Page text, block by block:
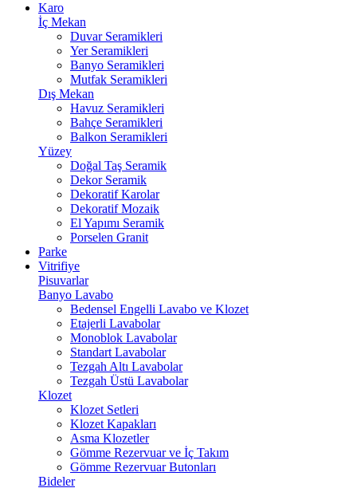
Karo
İç Mekan
Duvar Seramikleri
Yer Seramikleri
Banyo Seramikleri
Mutfak Seramikleri
Dış Mekan
Havuz Seramikleri
Bahçe Seramikleri
Balkon Seramikleri
Yüzey
Doğal Taş Seramik
Dekor Seramik
Dekoratif Karolar
Dekoratif Mozaik
El Yapımı Seramik
Porselen Granit
Parke
Vitrifiye
Pisuvarlar
Banyo Lavabo
Bedensel Engelli Lavabo ve Klozet
Etajerli Lavabolar
Monoblok Lavabolar
Standart Lavabolar
Tezgah Altı Lavabolar
Tezgah Üstü Lavabolar
Klozet
Klozet Setleri
Klozet Kapakları
Asma Klozetler
Gömme Rezervuar ve İç Takım
Gömme Rezervuar Butonları
Bideler